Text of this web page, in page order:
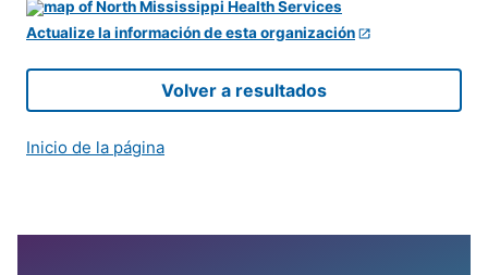
Actualize la información de esta organización
Volver a resultados
Inicio de la página